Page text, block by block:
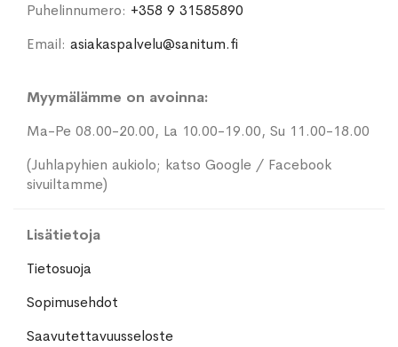
Puhelinnumero: +358 9 31585890
Email: asiakaspalvelu@sanitum.fi
Myymälämme on avoinna:
Ma-Pe 08.00-20.00, La 10.00-19.00, Su 11.00-18.00
(Juhlapyhien aukiolo; katso Google / Facebook
sivuiltamme)
Lisätietoja
Tietosuoja
Sopimusehdot
Saavutettavuusseloste